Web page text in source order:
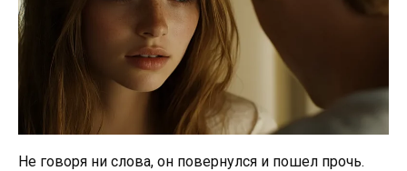
Не говоря ни слова, он повернулся и пошел прочь.